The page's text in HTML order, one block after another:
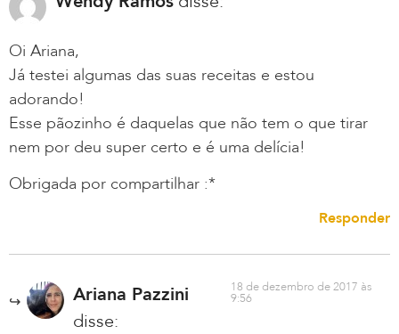
Oi Ariana,
Já testei algumas das suas receitas e estou
adorando!
Esse pãozinho é daquelas que não tem o que tirar
nem por deu super certo e é uma delícia!
Obrigada por compartilhar :*
Responder
Ariana Pazzini
disse:
18 de dezembro de 2017 às
9:56